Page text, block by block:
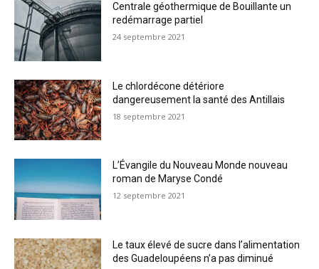
Centrale géothermique de Bouillante un
redémarrage partiel
24 septembre 2021
Le chlordécone détériore
dangereusement la santé des Antillais
18 septembre 2021
L’Évangile du Nouveau Monde nouveau
roman de Maryse Condé
12 septembre 2021
Le taux élevé de sucre dans l’alimentation
des Guadeloupéens n’a pas diminué